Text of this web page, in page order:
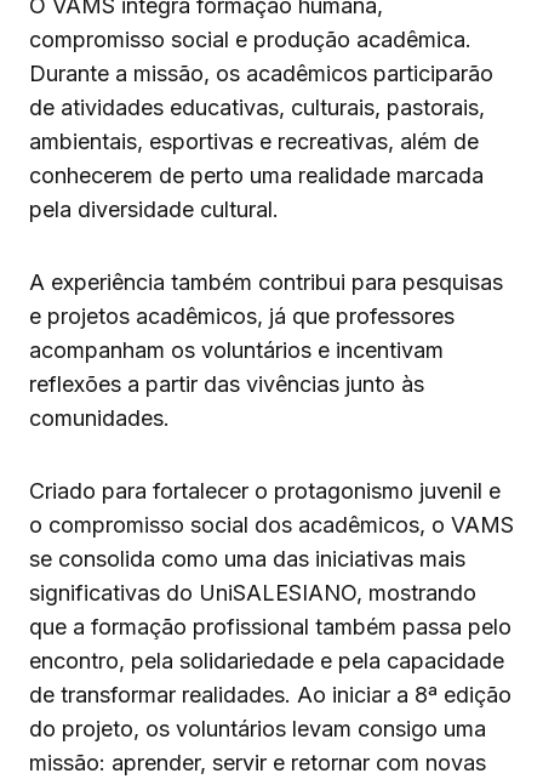
O VAMS integra formação humana,
compromisso social e produção acadêmica.
Durante a missão, os acadêmicos participarão
de atividades educativas, culturais, pastorais,
ambientais, esportivas e recreativas, além de
conhecerem de perto uma realidade marcada
pela diversidade cultural.
A experiência também contribui para pesquisas
e projetos acadêmicos, já que professores
acompanham os voluntários e incentivam
reflexões a partir das vivências junto às
comunidades.
Criado para fortalecer o protagonismo juvenil e
o compromisso social dos acadêmicos, o VAMS
se consolida como uma das iniciativas mais
significativas do UniSALESIANO, mostrando
que a formação profissional também passa pelo
encontro, pela solidariedade e pela capacidade
de transformar realidades. Ao iniciar a 8ª edição
do projeto, os voluntários levam consigo uma
missão: aprender, servir e retornar com novas